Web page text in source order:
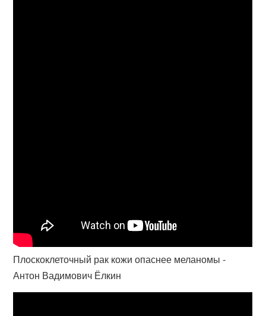
Плоскоклеточный рак кожи опаснее меланомы -
Антон Вадимович Ёлкин